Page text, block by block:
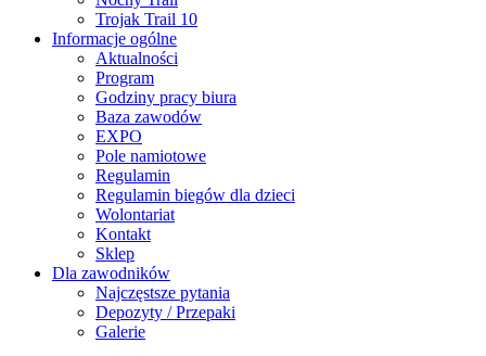
Trojak Trail 10
Informacje ogólne
Aktualności
Program
Godziny pracy biura
Baza zawodów
EXPO
Pole namiotowe
Regulamin
Regulamin biegów dla dzieci
Wolontariat
Kontakt
Sklep
Dla zawodników
Najczęstsze pytania
Depozyty / Przepaki
Galerie